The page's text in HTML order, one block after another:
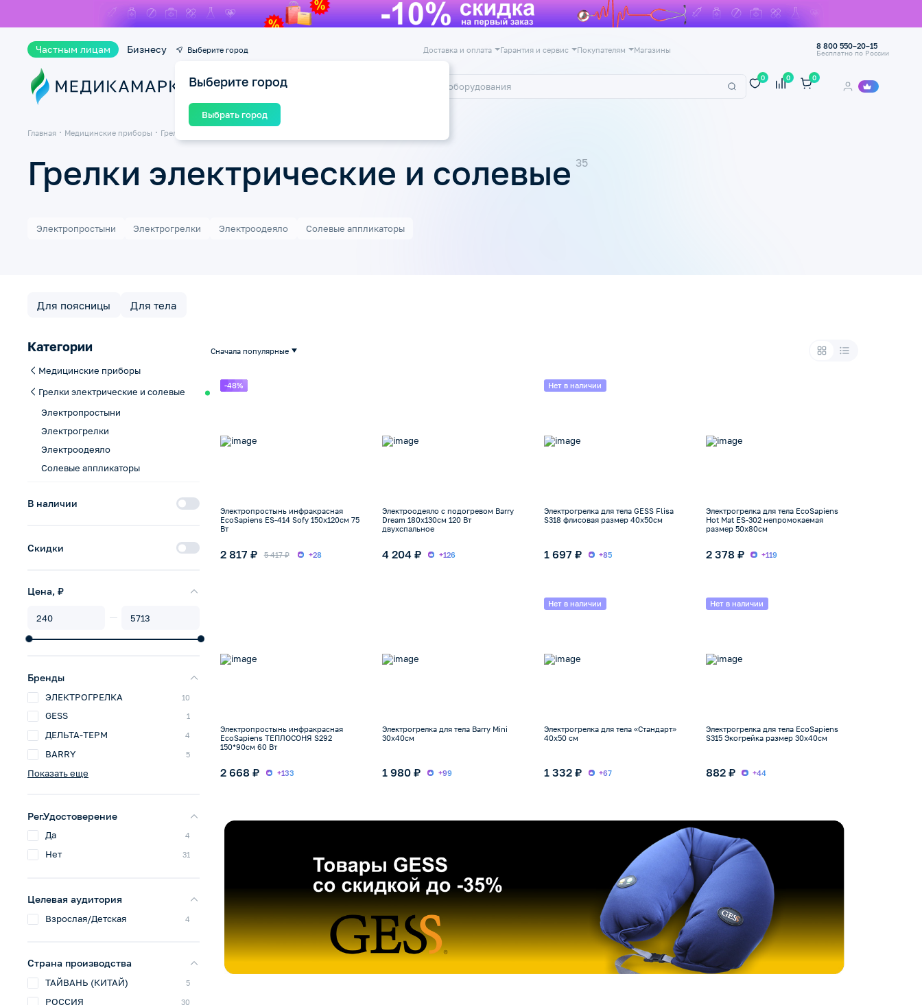
Частным лицам Бизнесу Выберите город
Выберите город
Выбрать город
Доставка и оплата Гарантия и сервис Покупателям Магазины 8 800 550–20–15
Бесплатно по России
Каталог
0 0 0
Главная Медицинские приборы Грелки электрические и солевые
Грелки электрические и солевые
Электропростыни Электрогрелки Электроодеяло Солевые аппликаторы
Для поясницы Для тела
Категории
Медицинские приборы
Грелки электрические и солевые
Электропростыни
Электрогрелки
Электроодеяло
Солевые аппликаторы
В наличии
Скидки
Цена, ₽
Бренды
ЭЛЕКТРОГРЕЛКА 10
GESS 1
ДЕЛЬТА-ТЕРМ 4
BARRY 5
Показать еще
Рег.Удостоверение
Да 4
Нет 31
Целевая аудитория
Взрослая/Детская 4
Страна производства
ТАЙВАНЬ (КИТАЙ) 5
РОССИЯ 30
Сначала популярные
-48%
Электропростынь инфракрасная
EcoSapiens ES-414 Sofy 150х120см 75
Вт
2 817 ₽ 5 417 ₽ +28
Электроодеяло с подогревом Barry
Dream 180х130см 120 Вт
двухспальное
4 204 ₽ +126
Нет в наличии
Электрогрелка для тела GESS Flisa
S318 флисовая размер 40х50см
1 697 ₽ +85
Электрогрелка для тела EcoSapiens
Hot Mat ES-302 непромокаемая
размер 50x80см
2 378 ₽ +119
Электропростынь инфракрасная
EcoSapiens ТЕПЛОСОНЯ S292
150*90см 60 Вт
2 668 ₽ +133
Электрогрелка для тела Barry Mini
30х40см
1 980 ₽ +99
Нет в наличии
Электрогрелка для тела «Стандарт»
40х50 см
1 332 ₽ +67
Нет в наличии
Электрогрелка для тела EcoSapiens
S315 Экогрейка размер 30х40см
882 ₽ +44